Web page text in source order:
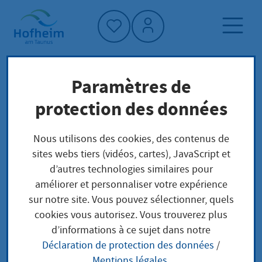
Accueil"
Page d'accueil
Trouver un service
Préoccupations locales
Verlängerung eines Hauptbetriebsplans für
Bergbau beantragen
Verlängerung eines
Hauptbetriebsplans
Paramètres de
protection des données
Nous utilisons des cookies, des contenus de
sites webs tiers (vidéos, cartes), JavaScript et
d’autres technologies similaires pour
améliorer et personnaliser votre expérience
sur notre site. Vous pouvez sélectionner, quels
cookies vous autorisez. Vous trouverez plus
d’informations à ce sujet dans notre
Déclaration de protection des données /